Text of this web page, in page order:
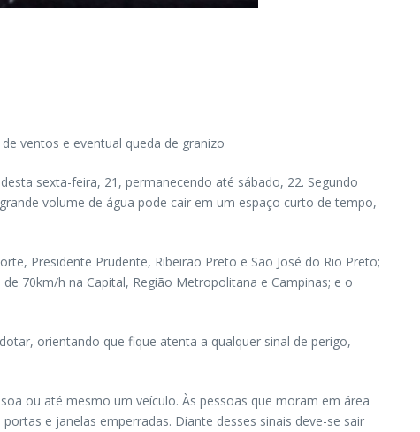
ventos e eventual queda de granizo
sexta-feira, 21, permanecendo até sábado, 22. Segundo
volume de água pode cair em um espaço curto de tempo,
Presidente Prudente, Ribeirão Preto e São José do Rio Preto;
70km/h na Capital, Região Metropolitana e Campinas; e o
orientando que fique atenta a qualquer sinal de perigo,
ou até mesmo um veículo. Às pessoas que moram em área
e janelas emperradas. Diante desses sinais deve-se sair